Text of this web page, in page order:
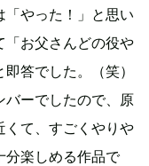
やった！」と思い
「お父さんどの役や
答でした。（笑）
バーでしたので、原
くて、すごくやりや
分楽しめる作品で